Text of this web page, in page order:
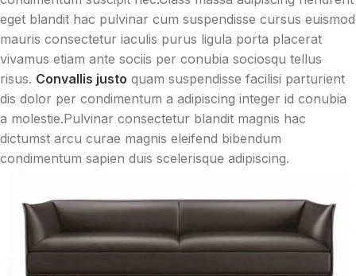
eget blandit hac pulvinar cum suspendisse cursus euismod
mauris consectetur iaculis purus ligula porta placerat
vivamus etiam ante sociis per conubia sociosqu tellus
risus. Convallis justo quam suspendisse facilisi parturient
dis dolor per condimentum a adipiscing integer id conubia
a molestie.Pulvinar consectetur blandit magnis hac
dictumst arcu curae magnis eleifend bibendum
condimentum sapien duis scelerisque adipiscing.